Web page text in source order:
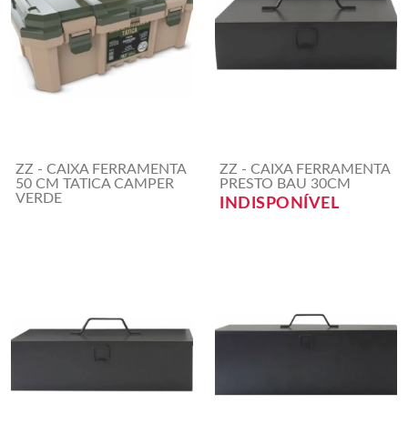
ZZ - CAIXA FERRAMENTA
50 CM TATICA CAMPER
VERDE
ZZ - CAIXA FERRAMENTA
PRESTO BAU 30CM
INDISPONÍVEL